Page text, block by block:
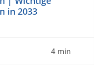
in 2033
4 min